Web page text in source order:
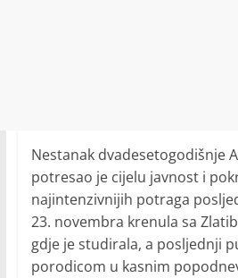
Nestanak dvadesetogodišnje
potresao je cijelu javnost i
najintenzivnijih potraga
23. novembra krenula sa
gdje je studirala, a posljednji
porodicom u kasnim